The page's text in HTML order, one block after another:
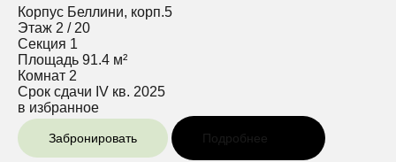
Корпус Беллини, корп.5
Этаж 2 / 20
Секция 1
Площадь 91.4 м²
Комнат 2
Срок сдачи IV кв. 2025
в избранное
Забронировать Подробнее